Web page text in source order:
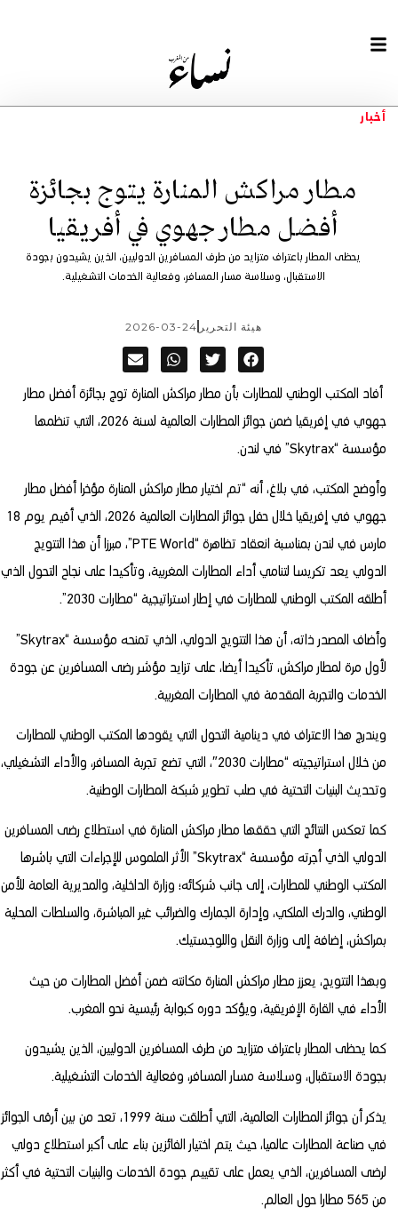
أخبار
مطار مراكش المنارة يتوج بجائزة
أفضل مطار جهوي في أفريقيا
يحظى المطار باعتراف متزايد من طرف المسافرين الدوليين، الذين يشيدون بجودة
الاستقبال، وسلاسة مسار المسافر، وفعالية الخدمات التشغيلية.
هيئة التحرير 2026-03-24
أفاد المكتب الوطني للمطارات بأن مطار مراكش المنارة توج بجائزة أفضل مطار
جهوي في إفريقيا ضمن جوائز المطارات العالمية لسنة 2026، التي تنظمها
مؤسسة “Skytrax” في لندن.
وأوضح المكتب، في بلاغ، أنه “تم اختيار مطار مراكش المنارة مؤخرا أفضل مطار
جهوي في إفريقيا خلال حفل جوائز المطارات العالمية 2026، الذي أقيم يوم 18
مارس في لندن بمناسبة انعقاد تظاهرة “PTE World”، مبرزا أن هذا التتويج
الدولي يعد تكريسا لتنامي أداء المطارات المغربية، وتأكيدا على نجاح التحول الذي
أطلقه المكتب الوطني للمطارات في إطار استراتيجية “مطارات 2030”.
وأضاف المصدر ذاته، أن هذا التتويج الدولي، الذي تمنحه مؤسسة “Skytrax”
لأول مرة لمطار مراكش، تأكيدا أيضا، على تزايد مؤشر رضى المسافرين عن جودة
الخدمات والتجربة المقدمة في المطارات المغربية.
ويندرج هذا الاعتراف في دينامية التحول التي يقودها المكتب الوطني للمطارات
من خلال استراتيجيته “مطارات 2030″، التي تضع تجربة المسافر، والأداء التشغيلي،
وتحديث البنيات التحتية في صلب تطوير شبكة المطارات الوطنية.
كما تعكس النتائج التي حققها مطار مراكش المنارة في استطلاع رضى المسافرين
الدولي الذي أجرته مؤسسة “Skytrax” الأثر الملموس للإجراءات التي باشرها
المكتب الوطني للمطارات، إلى جانب شركائه؛ وزارة الداخلية، والمديرية العامة للأمن
الوطني، والدرك الملكي، وإدارة الجمارك والضرائب غير المباشرة، والسلطات المحلية
بمراكش، إضافة إلى وزارة النقل واللوجستيك.
وبهذا التتويج، يعزز مطار مراكش المنارة مكانته ضمن أفضل المطارات من حيث
الأداء في القارة الإفريقية، ويؤكد دوره كبوابة رئيسية نحو المغرب.
كما يحظى المطار باعتراف متزايد من طرف المسافرين الدوليين، الذين يشيدون
بجودة الاستقبال، وسلاسة مسار المسافر، وفعالية الخدمات التشغيلية.
يذكر أن جوائز المطارات العالمية، التي أطلقت سنة 1999، تعد من بين أرقى الجوائز
في صناعة المطارات عالميا، حيث يتم اختيار الفائزين بناء على أكبر استطلاع دولي
لرضى المسافرين، الذي يعمل على تقييم جودة الخدمات والبنيات التحتية في أكثر
من 565 مطارا حول العالم.